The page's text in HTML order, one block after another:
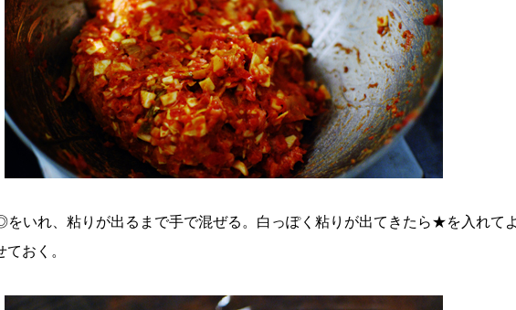
をいれ、粘りが出るまで手で混ぜる。白っぽく粘りが出てきたら★を入れてよ
ておく。